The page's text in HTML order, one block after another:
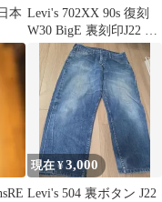
本 Levi's 702XX 90s 復刻
W30 BigE 裏刻印J22 赤
現在 ¥3,000
Levi's 504 裏ボタン J22